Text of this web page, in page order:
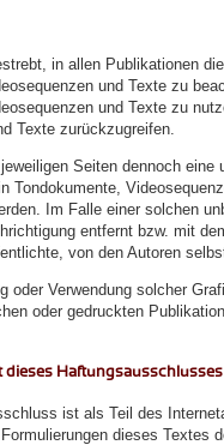
in allen Publikationen
und Texte zu
und Texte zu
Texte zurückzugreifen.
Seiten dennoch
Tondokumente,
Im Falle einer solchen
entfernt bzw. mit
von den Autoren
oder Verwendung solcher
oder gedruckten
dieses Haftungsausschlusses
ist als Teil des
dieses Textes